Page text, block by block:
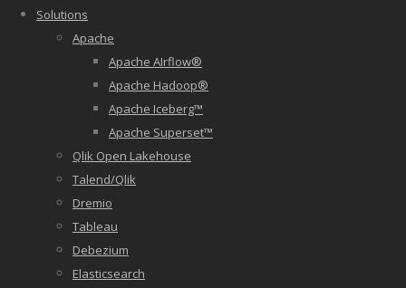
Solutions
Apache
Apache AIrflow®
Apache Hadoop®
Apache Iceberg™
Apache Superset™
Qlik Open Lakehouse
Talend/Qlik
Dremio
Tableau
Debezium
Elasticsearch